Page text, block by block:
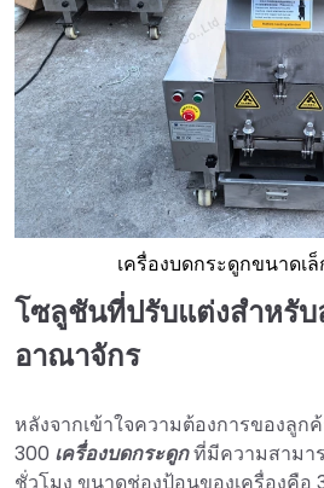
เครื่องบดกระดูกขนาดเ
โซลูชันที่ปรับแต่งสำหรั
อาณาจักร
หลังจากเข้าใจความต้องการของลูก
300 เครื่องบดกระดูกที่มีความสามา